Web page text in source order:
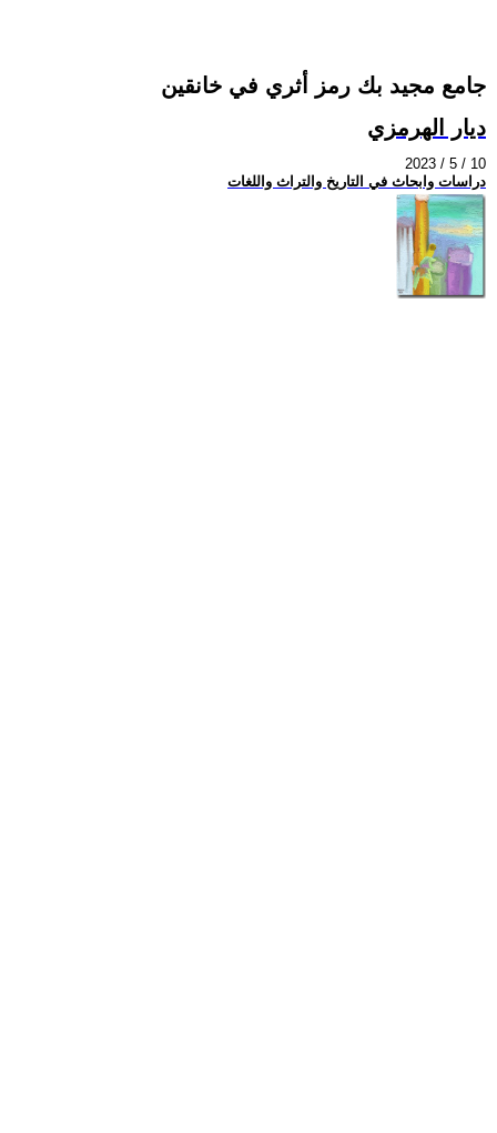
جامع مجيد بك رمز أثري في خانقين
ديار الهرمزي
2023 / 5 / 10
دراسات وابحاث في التاريخ والتراث واللغات